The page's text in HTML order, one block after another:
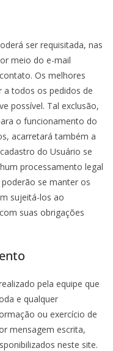
ser requisitada, nas
meio do e-mail
Os melhores
a todos os pedidos de
possível. Tal exclusão,
o funcionamento do
acarretará também a
do Usuário se
processamento legal
se manter os
sujeitá-los ao
suas obrigações
pela equipe que
e qualquer
ou exercício de
mensagem escrita,
neste site.